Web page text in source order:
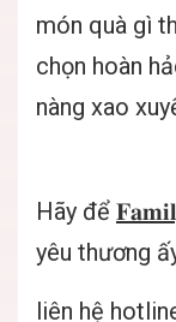
món quà gì
chọn hoàn
nàng xao
Hãy để
yêu thương
liên hệ